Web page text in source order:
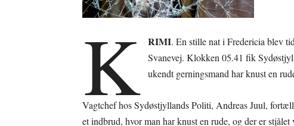
K RIMI. En stille nat i Fredericia blev
Svanevej. Klokken 05.41 fik
ukendt gerningsmand har knust en
Vagtchef hos Sydøstjyllands Politi, Andreas Juul,
et indbrud, hvor man har knust en rude, og der er stjålet